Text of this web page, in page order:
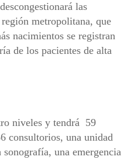
las
metropolitana, que
nacimientos se registran
de los pacientes de alta
niveles y tendrá 59
consultorios, una unidad
una emergencia